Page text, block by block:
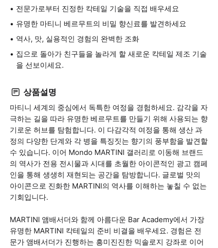
전문가로부터 진정한 칵테일 기술을 직접 배우세요
유명한 마티니 베르무트의 비밀 향신료를 발견하세요
역사, 맛, 실용적인 경험의 완벽한 조화
집으로 돌아가 친구들을 놀라게 할 새로운 칵테일 제조 기술
을 선보이세요.
상품설명
마티니 세계의 중심에서 독특한 여정을 경험하세요. 감각을 자
극하는 길을 따라 유명한 베르무트를 만들기 위해 사용되는 향
기로운 허브를 탐험합니다. 이 다감각적 여정을 통해 생산 과
정의 다양한 단계와 각 병을 특징짓는 향기의 풍부함을 발견할
수 있습니다. 이어 Mondo MARTINI 갤러리로 이동해 브랜드
의 역사가 전용 전시물과 시대를 초월한 아이콘적인 광고 캠페
인을 통해 생생히 재현되는 공간을 탐방합니다. 글로벌 맛의
아이콘으로 진화한 MARTINI의 역사를 이해하는 놓칠 수 없는
기회입니다.
MARTINI 앰배서더와 함께 아름다운 Bar Academy에서 가장
유명한 MARTINI 칵테일의 준비 비결을 배우세요. 경험은 전
문가 앰배서더가 진행하는 흥미진진한 믹솔로지 강좌로 이어